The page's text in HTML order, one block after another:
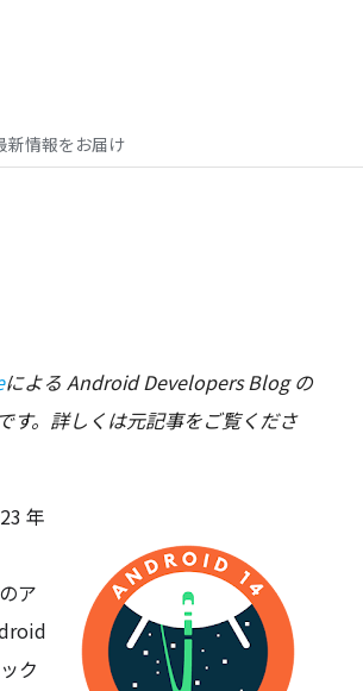
新情報をお届け
による Android Developers Blog の
す。詳しくは元記事をご覧くださ
年
ア
ク